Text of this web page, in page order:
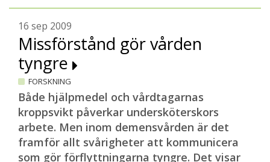
16 sep 2009
Missförstånd gör vården
tyngre
FORSKNING
Både hjälpmedel och vårdtagarnas
kroppsvikt påverkar undersköterskors
arbete. Men inom demensvården är det
framför allt svårigheter att kommunicera
som gör förflyttningarna tyngre. Det visar